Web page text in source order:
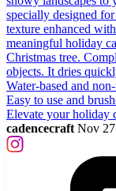
cadencecraft Nov 27